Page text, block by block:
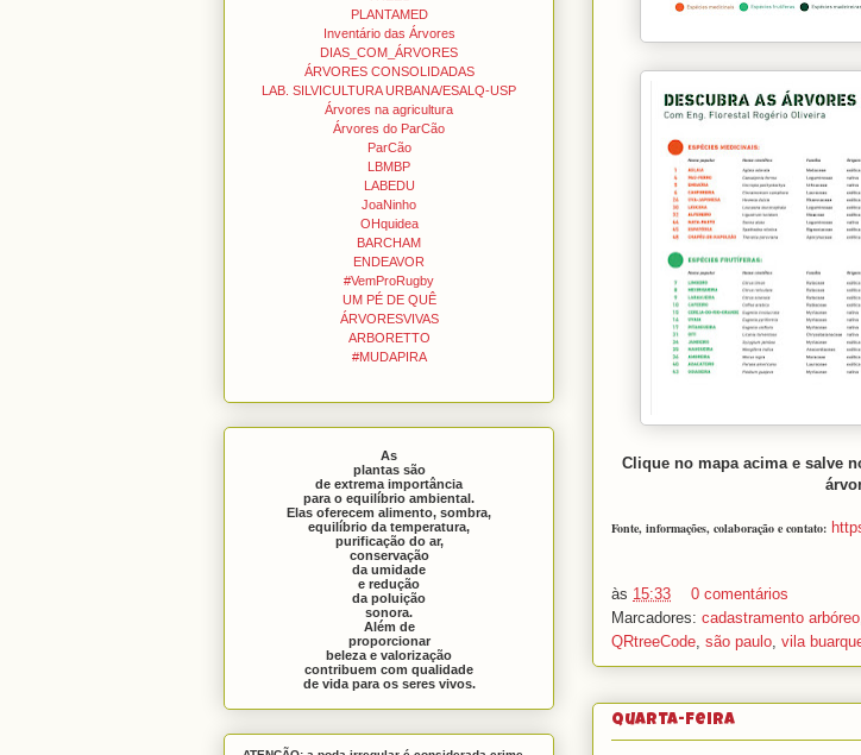
Clique no mapa acima e salve
Fonte, informações, colaboração e contato:
às 15:33
0 comentários
Marcadores: cadastramento arbóreo
QRtreeCode, são paulo, vila
quarta-feira
PLANTAMED
Inventário das Árvores
DIAS_COM_ÁRVORES
ÁRVORES CONSOLIDADAS
LAB. SILVICULTURA URBANA/ESALQ-USP
Árvores na agricultura
Árvores do ParCão
ParCão
LBMBP
LABEDU
JoaNinho
OHquidea
BARCHAM
ENDEAVOR
#VemProRugby
UM PÉ DE QUÊ
ÁRVORESVIVAS
ARBORETTO
#MUDAPIRA
As
plantas são
de extrema importância
para o equilíbrio ambiental.
Elas oferecem alimento, sombra,
equilíbrio da temperatura,
purificação do ar,
conservação
da umidade
e redução
da poluição
sonora.
Além de
proporcionar
beleza e valorização
contribuem com qualidade
de vida para os seres vivos.